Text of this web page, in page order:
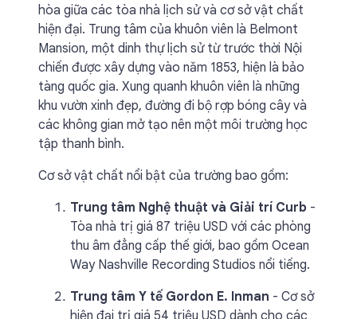
hòa giữa các tòa nhà lịch sử và cơ sở vật chất
hiện đại. Trung tâm của khuôn viên là Belmont
Mansion, một dinh thự lịch sử từ trước thời Nội
chiến được xây dựng vào năm 1853, hiện là bảo
tàng quốc gia. Xung quanh khuôn viên là những
khu vườn xinh đẹp, đường đi bộ rợp bóng cây và
các không gian mở tạo nên một môi trường học
tập thanh bình.
Cơ sở vật chất nổi bật của trường bao gồm:
Trung tâm Nghệ thuật và Giải trí Curb -
Tòa nhà trị giá 87 triệu USD với các phòng
thu âm đẳng cấp thế giới, bao gồm Ocean
Way Nashville Recording Studios nổi tiếng.
Trung tâm Y tế Gordon E. Inman - Cơ sở
hiện đại trị giá 54 triệu USD dành cho các